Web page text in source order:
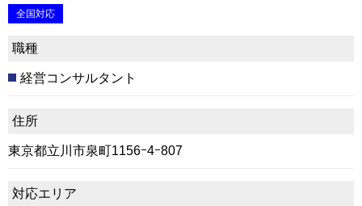
全国対応
職種
経営コンサルタント
住所
東京都立川市泉町1156ｰ4ｰ807
対応エリア